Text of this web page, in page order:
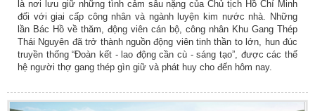
là nơi lưu giữ những tình cảm sâu nặng của Chủ tịch Hồ Chí Minh
đối với giai cấp công nhân và ngành luyện kim nước nhà. Những
lần Bác Hồ về thăm, động viên cán bộ, công nhân Khu Gang Thép
Thái Nguyên đã trở thành nguồn động viên tinh thần to lớn, hun đúc
truyền thống “Đoàn kết - lao động cần cù - sáng tạo”, được các thế
hệ người thợ gang thép gìn giữ và phát huy cho đến hôm nay.